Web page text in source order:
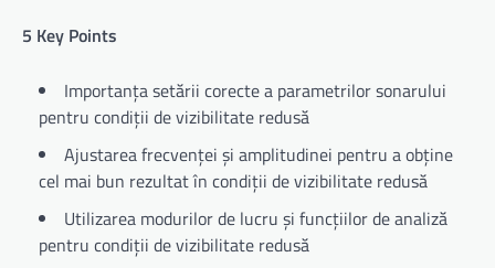
5 Key Points
Importanța setării corecte a parametrilor sonarului
pentru condiții de vizibilitate redusă
Ajustarea frecvenței și amplitudinei pentru a obține
cel mai bun rezultat în condiții de vizibilitate redusă
Utilizarea modurilor de lucru și funcțiilor de analiză
pentru condiții de vizibilitate redusă